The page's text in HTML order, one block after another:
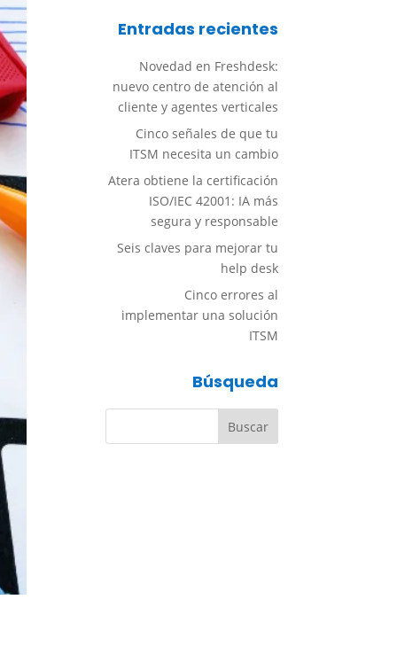
Entradas recientes
Novedad en Freshdesk:
nuevo centro de atención al
cliente y agentes verticales
Cinco señales de que tu
ITSM necesita un cambio
Atera obtiene la certificación
ISO/IEC 42001: IA más
segura y responsable
Seis claves para mejorar tu
help desk
Cinco errores al
implementar una solución
ITSM
Búsqueda